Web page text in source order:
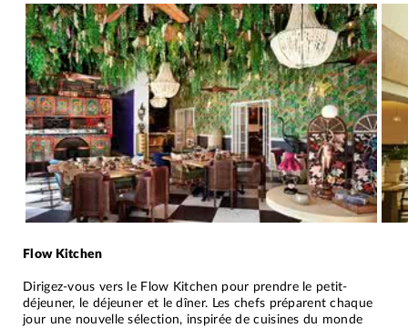
Flow Kitchen
Dirigez-vous vers le Flow Kitchen pour prendre le petit-
déjeuner, le déjeuner et le dîner. Les chefs préparent chaque
jour une nouvelle sélection, inspirée de cuisines du monde